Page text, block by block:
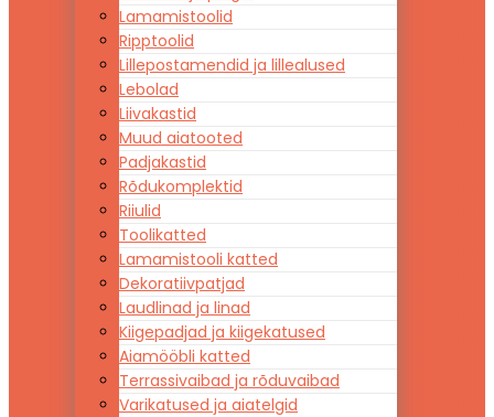
Lamamistoolid
Ripptoolid
Lillepostamendid ja lillealused
Lebolad
Liivakastid
Muud aiatooted
Padjakastid
Rõdukomplektid
Riiulid
Toolikatted
Lamamistooli katted
Dekoratiivpatjad
Laudlinad ja linad
Kiigepadjad ja kiigekatused
Aiamööbli katted
Terrassivaibad ja rõduvaibad
Varikatused ja aiatelgid